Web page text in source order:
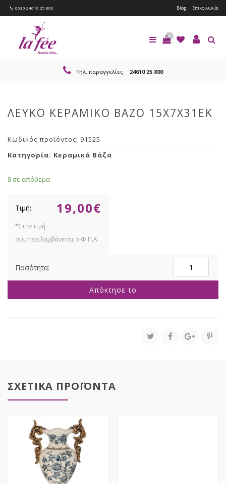
0030 24610 25 800 Blog Επικοινωνία
0
Τηλ. παραγγελίες 24610 25 800
ΛΕΥΚΟ ΚΕΡΑΜΙΚΟ ΒΑΖΟ 15Χ7Χ31ΕΚ
Κωδικός προϊόντος: 91525
Κατηγορία: Κεραμικά Βάζα
8 σε απόθεμα
19,00€
ΚΕΡΑΜΙΚΟ
ΒΑΖΟ
ποσότητα
Απόκτησε το
ΣΧΕΤΙΚΑ ΠΡΟΪΟΝΤΑ